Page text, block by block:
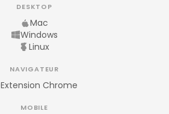
DESKTOP
Mac
Windows
Linux
NAVIGATEUR
Extension Chrome
MOBILE